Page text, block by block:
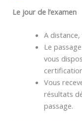
Le jour de l’examen
A
Le
vous
Vous
résultats
passage.